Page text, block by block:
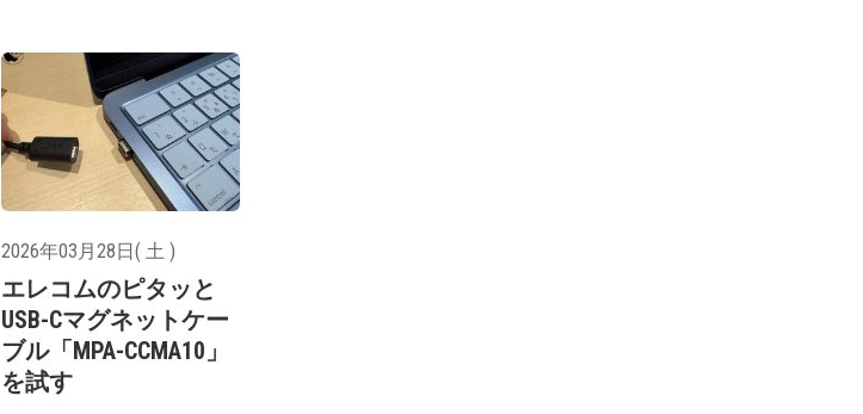
2026年03月28日( 土 )
エレコムのピタッと
USB-Cマグネットケー
ブル「MPA-CCMA10」
を試す